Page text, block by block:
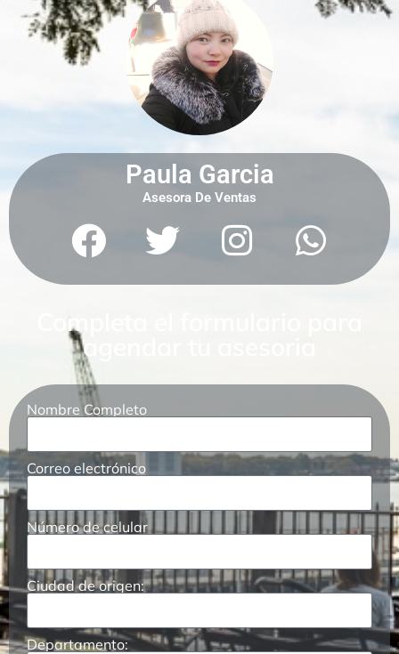
Paula Garcia
Asesora De Ventas
Completa el formulario para
agendar tu asesoria
Nombre Completo
Correo electrónico
Número de celular
Ciudad de origen:
Departamento: